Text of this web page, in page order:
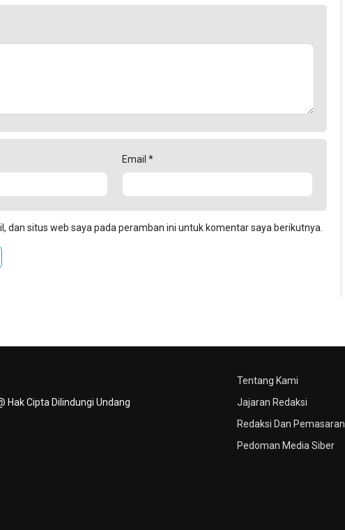
Email *
dan situs web saya pada peramban ini untuk komentar saya berikutnya.
Tentang Kami
Jajaran Redaksi
Redaksi Dan Pemasaran
Pedoman Media Siber
Hak Cipta Dilindungi Undang